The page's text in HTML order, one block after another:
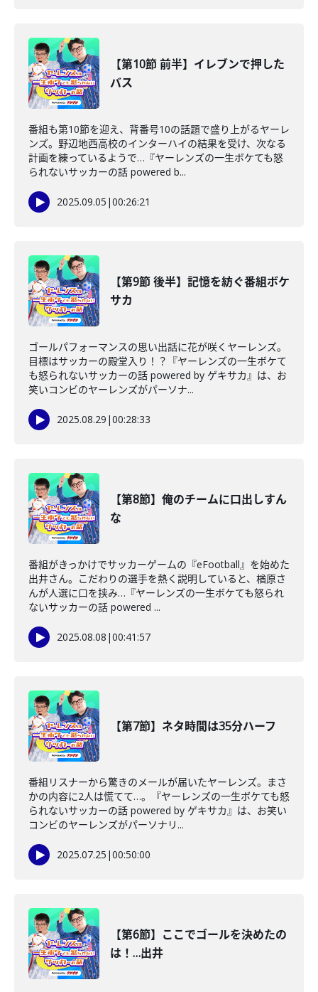
【第10節 前半】イレブンで押した
バス
番組も第10節を迎え、背番号10の話題で盛り上がるヤーレ
ンズ。野辺地西高校のインターハイの結果を受け、次なる
計画を練っているようで…『ヤーレンズの一生ボケても怒
られないサッカーの話 powered b...
2025.09.05 |00:26:21
【第9節 後半】記憶を紡ぐ番組ボケ
サカ
ゴールパフォーマンスの思い出話に花が咲くヤーレンズ。
目標はサッカーの殿堂入り！？『ヤーレンズの一生ボケて
も怒られないサッカーの話 powered by ゲキサカ』は、お
笑いコンビのヤーレンズがパーソナ...
2025.08.29 |00:28:33
【第8節】俺のチームに口出しすん
な
番組がきっかけでサッカーゲームの『eFootball』を始めた
出井さん。こだわりの選手を熱く説明していると、楢原さ
んが人選に口を挟み…『ヤーレンズの一生ボケても怒られ
ないサッカーの話 powered ...
2025.08.08 |00:41:57
【第7節】ネタ時間は35分ハーフ
番組リスナーから驚きのメールが届いたヤーレンズ。まさ
かの内容に2人は慌てて…。『ヤーレンズの一生ボケても怒
られないサッカーの話 powered by ゲキサカ』は、お笑い
コンビのヤーレンズがパーソナリ...
2025.07.25 |00:50:00
【第6節】ここでゴールを決めたの
は！…出井